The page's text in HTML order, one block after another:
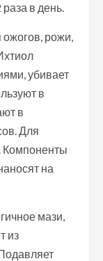
в день.
рожи,
убивает
в
в
Для
Компоненты
на
мази,
из